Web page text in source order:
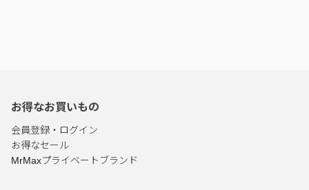
お得なお買いもの
会員登録・ログイン
お得なセール
MrMaxプライベートブランド